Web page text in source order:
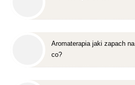
Aromaterapia jaki zapach na
co?